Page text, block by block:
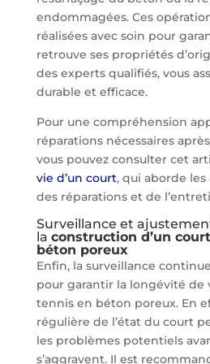
endommagées. Ces
réalisées avec soin pour
retrouve ses propriétés
des experts qualifiés, vous
durable et efficace.
Pour une compréhension
réparations nécessaires
vous pouvez consulter cet
vie d’un court, qui aborde les
des réparations et de
Surveillance et
la construction d’un
béton poreux
Enfin, la surveillance
pour garantir la longévité de
tennis en béton poreux. En
régulière de l’état du court
les problèmes potentiels
s’aggravent. Il est